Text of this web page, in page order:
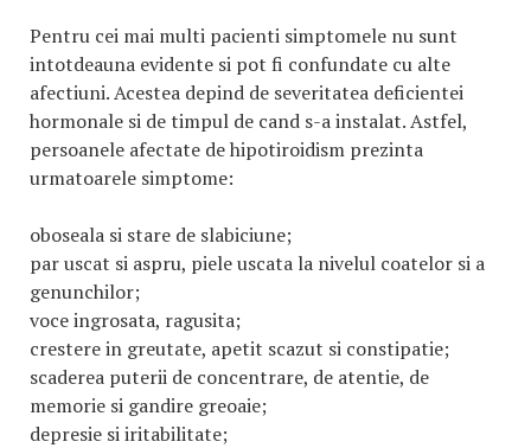
Pentru cei mai multi pacienti simptomele nu sunt
intotdeauna evidente si pot fi confundate cu alte
afectiuni. Acestea depind de severitatea deficientei
hormonale si de timpul de cand s-a instalat. Astfel,
persoanele afectate de hipotiroidism prezinta
urmatoarele simptome:
oboseala si stare de slabiciune;
par uscat si aspru, piele uscata la nivelul coatelor si a
genunchilor;
voce ingrosata, ragusita;
crestere in greutate, apetit scazut si constipatie;
scaderea puterii de concentrare, de atentie, de
memorie si gandire greoaie;
depresie si iritabilitate;